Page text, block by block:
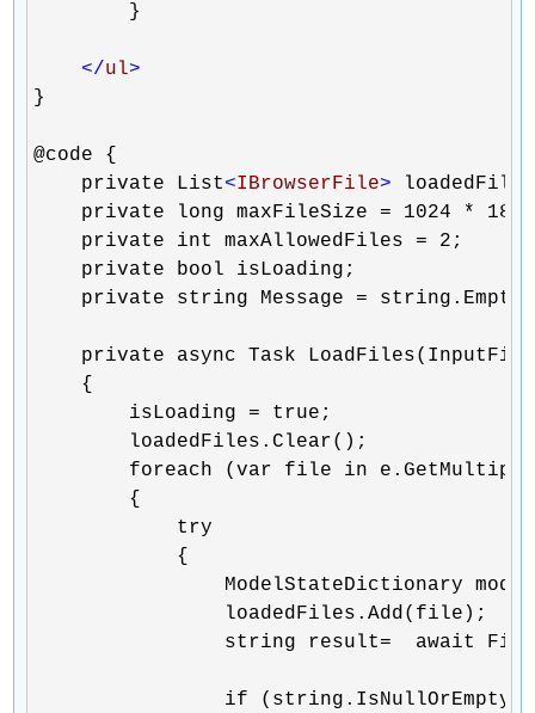
        }
</ul>
}
@code {
    private List
<IBrowserFile>
    private long maxFileSize = 1024 * 18;
    private int maxAllowedFiles = 2;
    private bool isLoading;
    private string Message = string.Empty;
private async Task
    {
        isLoading = true;
        loadedFiles.Clear();
foreach (var file in
        {
            try
            {
ModelStateDictionary
                loadedFiles.Add(file);
string result=  await
if